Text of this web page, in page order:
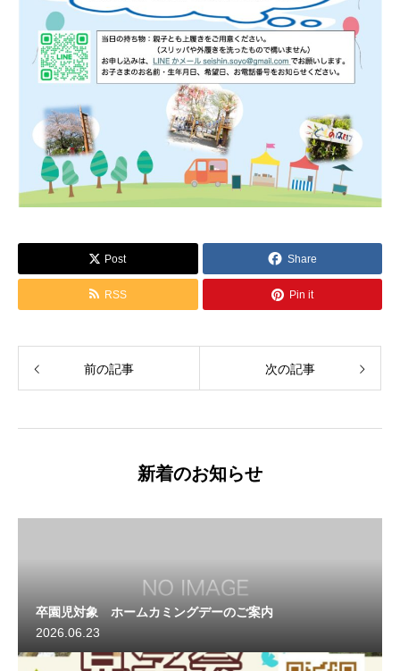
Post Share
RSS Pin it
前の記事 次の記事
新着のお知らせ
卒園児対象 ホームカミングデーのご案内
2026.06.23